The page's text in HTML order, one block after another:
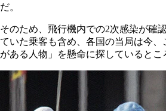
だ。
そのため、飛行機内での2次感染が確
ていた乗客も含め、各国の当局は今
がある人物」を懸命に探しているとこ